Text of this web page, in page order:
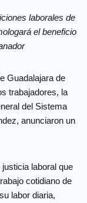
laborales de
el beneficio
Guadalajara de
trabajadores, la
del Sistema
anunciaron un
laboral que
cotidiano de
labor diaria,